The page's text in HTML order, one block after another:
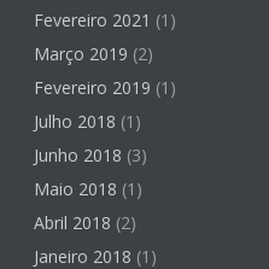
Fevereiro 2021 (1)
Março 2019 (2)
Fevereiro 2019 (1)
Julho 2018 (1)
Junho 2018 (3)
Maio 2018 (1)
Abril 2018 (2)
Janeiro 2018 (1)